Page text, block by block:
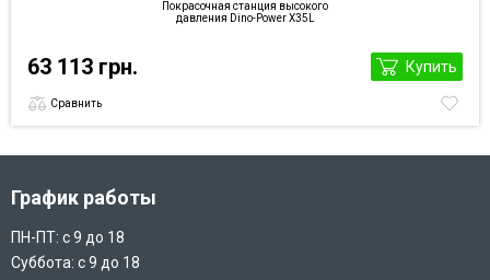
Покрасочная станция высокого
давления Dino-Power X35L
63 113 грн. Купить
Сравнить
График работы
ПН-ПТ: с 9 до 18
Суббота: с 9 до 18